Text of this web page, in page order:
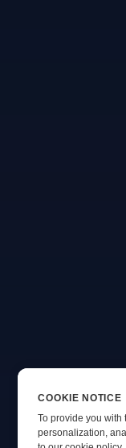
COOKIE NOTICE
To provide you
personalization,